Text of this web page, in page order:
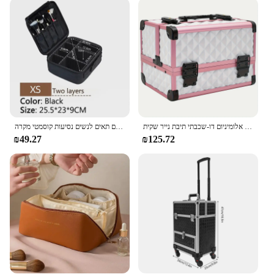
just a storage solution but a versatile asset. It's
available for wholesale and bulk purchases,
catering to those who require a reliable case to carry
their makeup sets for sale. The case's spacious
compartments are thoughtfully designed to
accommodate a wide range of makeup products,
from brushes and palettes to skincare items and
tools. Its easy-to-clean surface ensures that your
makeup remains pristine, ready for the next
application.
The Professional Makeup Case is more than just a
container; it's a statement of professionalism. Its
sleek design and compact size make it an ideal
companion for beauty professionals who value both
functionality and style. The case's multiple
compartments allow for easy organization, keeping
your makeup items within reach and easily
accessible. Whether you're setting up a makeup
station or traveling to a new location, this case is
designed to adapt to your needs, ensuring that your
חדש אוקספורד בד איפור תיק גדול קיבולת עם תאים לנשים נסיעות קוסמטי מקרה
₪49.27
מקרה קוסמטי מקצועי מקום קיבולת גדולה נייד עם מראה תיבת אלומיניום דו-שכבתי תיבת נייר שקית
₪125.72